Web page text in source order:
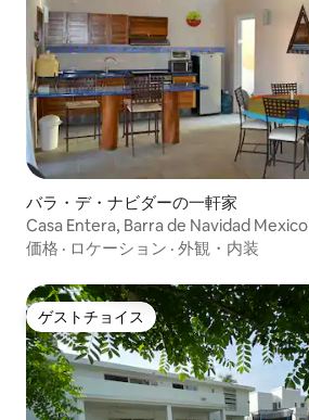
バラ・デ・ナビダーの一軒家
Casa Entera, Barra de Navidad Mexico
価格 · ロケーション · 外観・内装
ゲストチョイス
ゲストチョイス